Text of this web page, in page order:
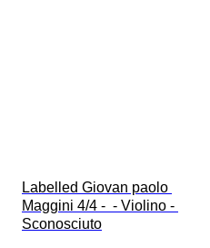
Labelled Giovan paolo
Maggini 4/4 -  - Violino -
Sconosciuto